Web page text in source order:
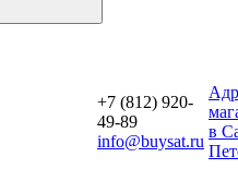
+7 (812) 920-
49-89
info@buysat.ru
в